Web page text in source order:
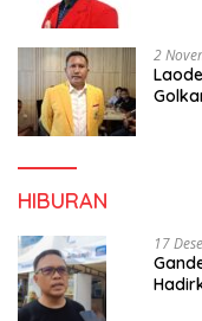
2
HIBURAN
17